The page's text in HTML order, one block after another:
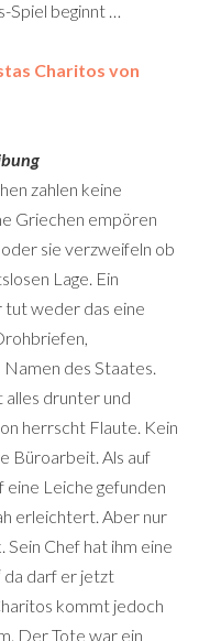
Spiel beginnt …
Charitos von
zahlen keine
Griechen empören
sie verzweifeln ob
Lage. Ein
tut weder das eine
Namen des Staates.
drunter und
herrscht Flaute. Kein
Büroarbeit. Als auf
Leiche gefunden
erleichtert. Aber nur
Chef hat ihm eine
da darf er jetzt
kommt jedoch
Der Tote war ein